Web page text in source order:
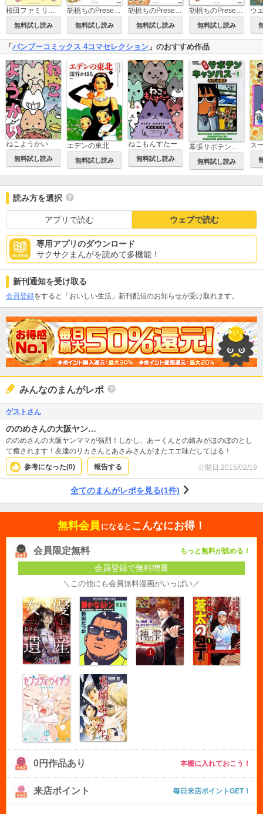
桜田ファミリア◆ツーリスト
無料試し読み
胡桃ちのPresents モノズキ散歩、お茶して癒やし
無料試し読み
胡桃ちのPresents モノズキ散歩、お茶してぶらり
無料試し読み
胡桃ちのPresents モノズキ散歩、お茶してゆるり
無料試し読み
ウ
「 バンブーコミックス 4コマセレクション 」のおすすめ作品
ねこようかい
無料試し読み
エデンの東北
無料試し読み
ねこもんすたー
無料試し読み
幕張サボテンキャンパス
無料試し読み
読み方を選択
アプリで読む ウェブで読む
専用アプリのダウンロード
サクサクまんがを読めて多機能！
新刊通知を受け取る
会員登録をすると「おいしい生活」新刊配信のお知らせが受け取れます。
みんなのまんがレポ
ゲストさん
ののめさんの大阪ヤン…
ののめさんの大阪ヤンママが強烈！しかし、あーくんとの絡みがほのぼのとし
て癒されます！友達のリカさんとあさみさんがまたエエ味だしてはる！
参考になった(0) 報告する 公開日:2015/02/19
全てのまんがレポを見る(1件)
無料会員 になると こんなにお得！
会員限定無料 もっと無料が読める！
会員登録で無料増量
＼この他にも会員無料漫画がいっぱい／
0円作品あり 本棚に入れておこう！
来店ポイント 毎日来店ポイントGET！